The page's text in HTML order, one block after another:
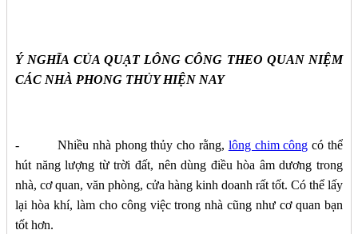
Ý NGHĨA CỦA QUẠT LÔNG CÔNG THEO QUAN NIỆM
CÁC NHÀ PHONG THỦY HIỆN NAY
- Nhiều nhà phong thủy cho rằng, lông chim công có thể
hút năng lượng từ trời đất, nên dùng điều hòa âm dương trong
nhà, cơ quan, văn phòng, cửa hàng kinh doanh rất tốt. Có thể lấy
lại hòa khí, làm cho công việc trong nhà cũng như cơ quan bạn
tốt hơn.